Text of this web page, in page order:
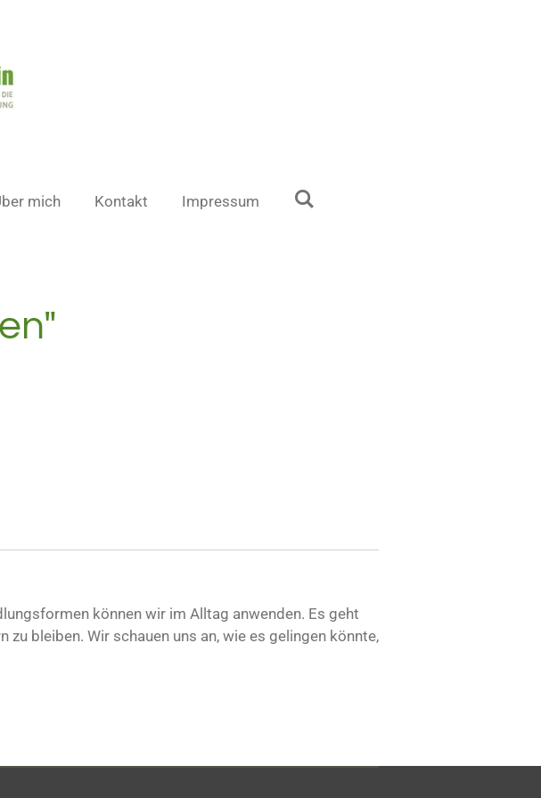
mich Kontakt Impressum
können wir im Alltag anwenden. Es geht
bleiben. Wir schauen uns an, wie es gelingen könnte,